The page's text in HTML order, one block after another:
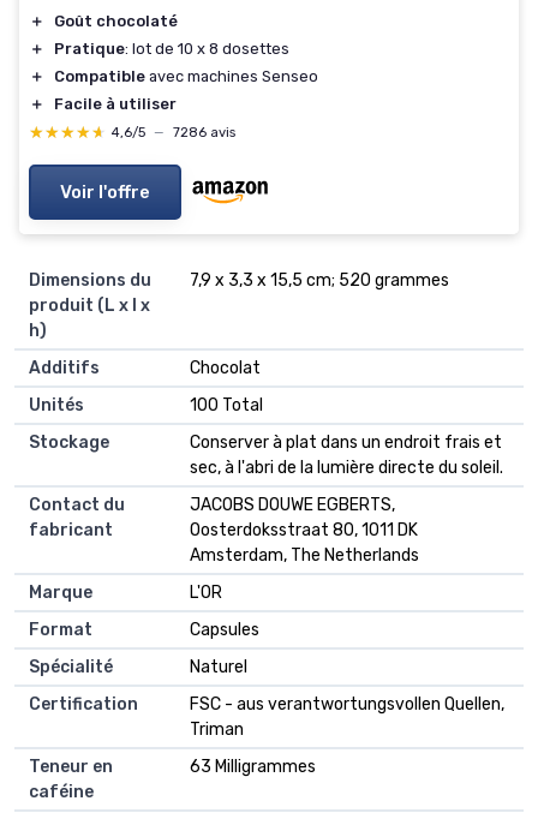
＋
Goût chocolaté
＋
Pratique: lot de 10 x 8 dosettes
＋
Compatible avec machines Senseo
＋
Facile à utiliser
★★★★★
★★★★★ 4,6/5 — 7286 avis
Voir l'offre
Dimensions du
produit (L x l x
h)
‎7,9 x 3,3 x 15,5 cm; 520 grammes
Additifs
‎Chocolat
Unités
‎100 Total
Stockage
‎Conserver à plat dans un endroit frais et
sec, à l'abri de la lumière directe du soleil.
Contact du
fabricant
‎JACOBS DOUWE EGBERTS,
Oosterdoksstraat 80, 1011 DK
Amsterdam, The Netherlands
Marque
‎L'OR
Format
‎Capsules
Spécialité
‎Naturel
Certification
‎FSC - aus verantwortungsvollen Quellen,
Triman
Teneur en
caféine
‎63 Milligrammes